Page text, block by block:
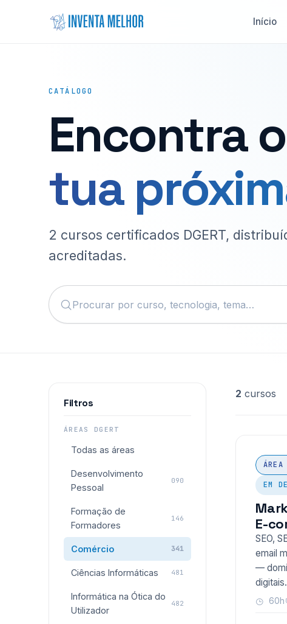
Saltar para o conteúdo Início
CATÁLOGO
Encontra
tua
2 cursos certificados DGERT,
acreditadas.
Filtros
ÁREAS DGERT
Todas as áreas
Desenvolvimento
Pessoal
090
Formação de
Formadores
146
Comércio 341
Ciências Informáticas 481
Informática na Ótica do
Utilizador
482
2 cursos
EM
E-
SEO,
email
—
digitais.
60h